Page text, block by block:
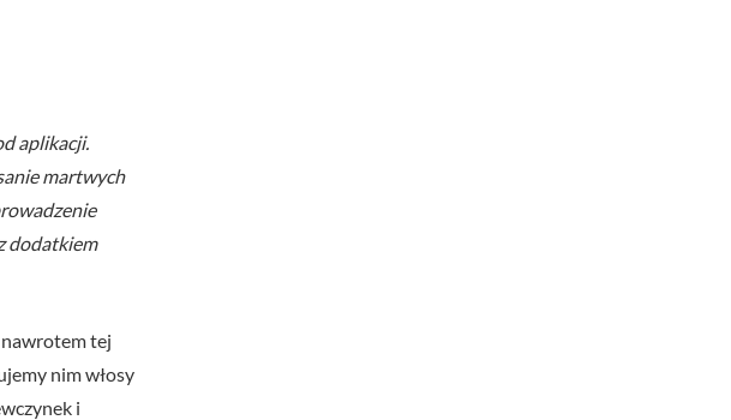
aplikacji.
martwych
dodatkiem
tej
nim włosy
i